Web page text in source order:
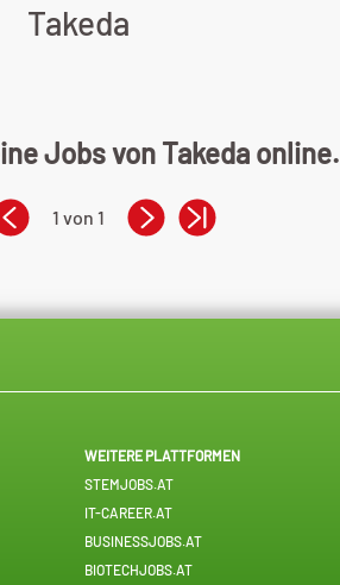
Takeda
Jobs von Takeda online.
1 von 1
WEITERE PLATTFORMEN
STEMJOBS.AT
IT-CAREER.AT
BUSINESSJOBS.AT
BIOTECHJOBS.AT